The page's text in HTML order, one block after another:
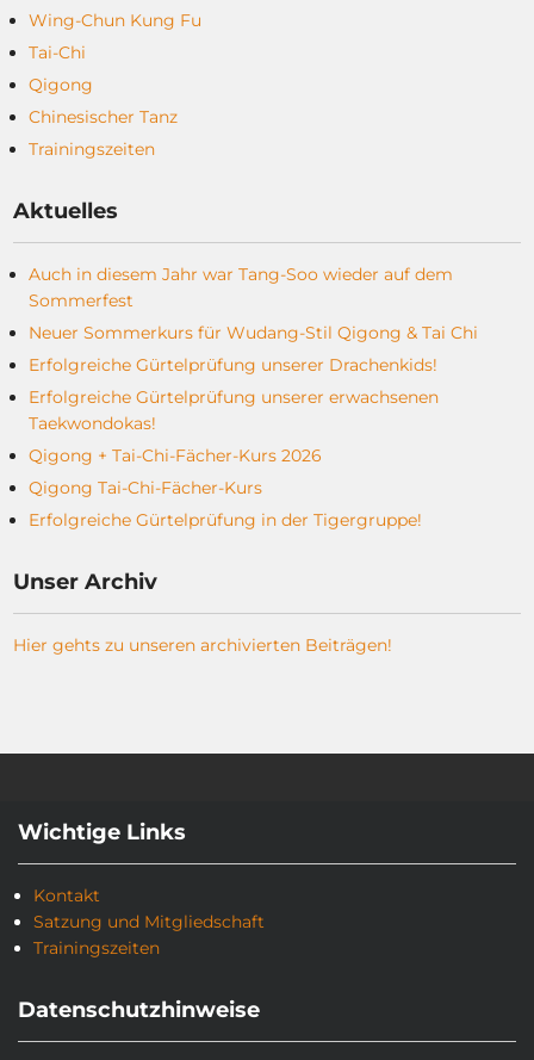
Wing-Chun Kung Fu
Tai-Chi
Qigong
Chinesischer Tanz
Trainingszeiten
Aktuelles
Auch in diesem Jahr war Tang-Soo wieder auf dem
Sommerfest
Neuer Sommerkurs für Wudang-Stil Qigong & Tai Chi
Erfolgreiche Gürtelprüfung unserer Drachenkids!
Erfolgreiche Gürtelprüfung unserer erwachsenen
Taekwondokas!
Qigong + Tai-Chi-Fächer-Kurs 2026
Qigong Tai-Chi-Fächer-Kurs
Erfolgreiche Gürtelprüfung in der Tigergruppe!
Unser Archiv
Hier gehts zu unseren archivierten Beiträgen!
Wichtige Links
Kontakt
Satzung und Mitgliedschaft
Trainingszeiten
Datenschutzhinweise